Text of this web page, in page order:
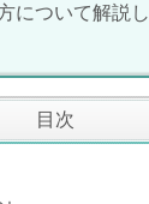
について解説し
目次